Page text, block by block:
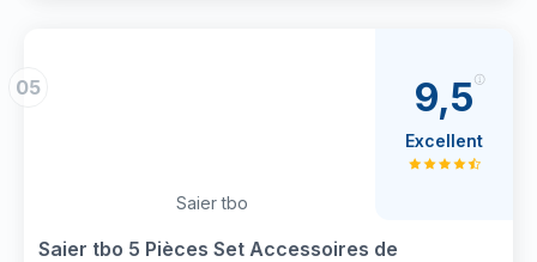
05
Saier tbo
Saier tbo 5 Pièces Set Accessoires de
9,5
Excellent